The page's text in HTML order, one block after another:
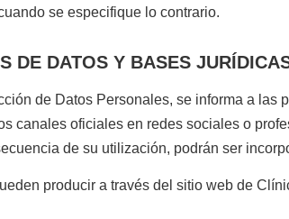
se especifique lo contrario.
DE DATOS Y BASES
de Datos Personales, se informa a
canales oficiales en redes sociales o
de su utilización, podrán ser
producir a través del sitio web de